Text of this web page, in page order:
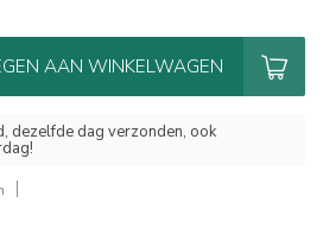
AAN WINKELWAGEN
dezelfde dag verzonden, ook